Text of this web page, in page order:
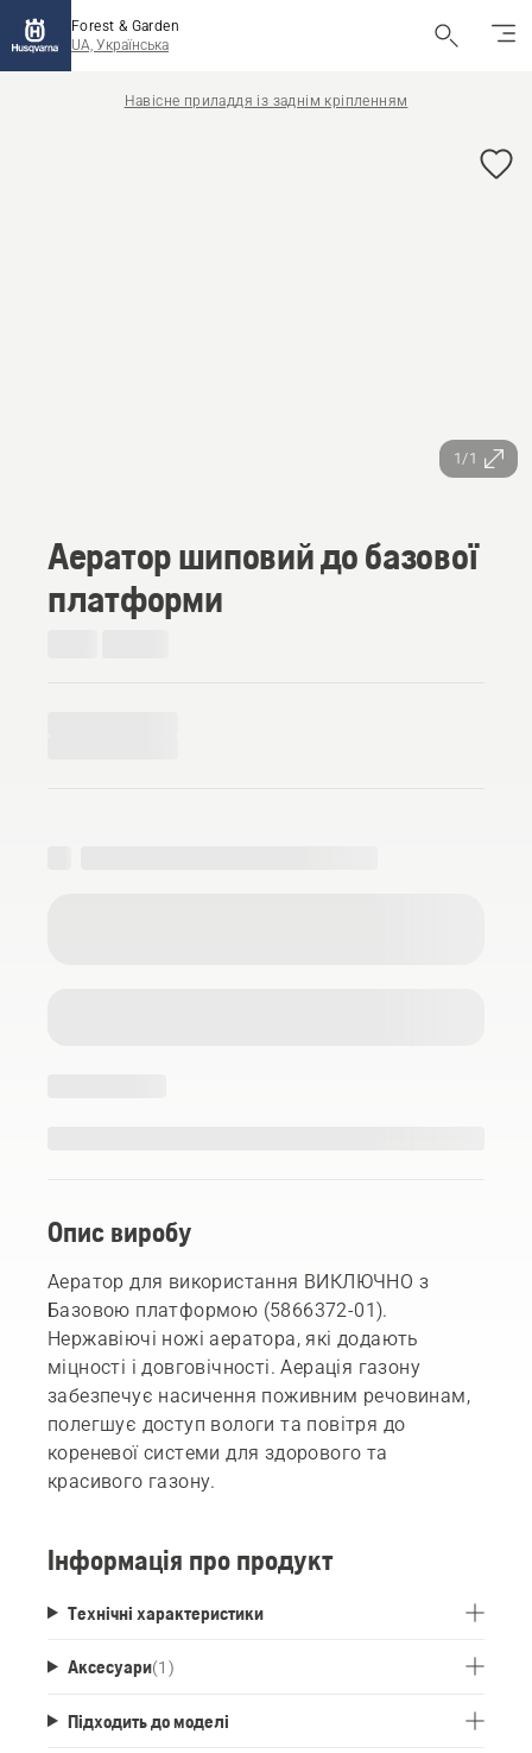
Forest & Garden
UA, Українська
Навісне приладдя із заднім кріпленням
1/1
Аератор шиповий до базової
платформи
Опис виробу
Аератор для використання ВИКЛЮЧНО з
Базовою платформою (5866372-01).
Нержавіючі ножі аератора, які додають
міцності і довговічності. Аерація газону
забезпечує насичення поживним речовинам,
полегшує доступ вологи та повітря до
кореневої системи для здорового та
красивого газону.
Інформація про продукт
Технічні характеристики
Аксесуари(1 )
Підходить до моделі